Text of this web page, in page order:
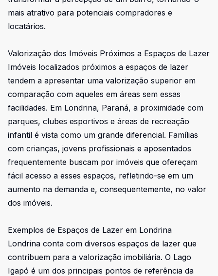
mais atrativo para potenciais compradores e
locatários.
Valorização dos Imóveis Próximos a Espaços de Lazer
Imóveis localizados próximos a espaços de lazer
tendem a apresentar uma valorização superior em
comparação com aqueles em áreas sem essas
facilidades. Em Londrina, Paraná, a proximidade com
parques, clubes esportivos e áreas de recreação
infantil é vista como um grande diferencial. Famílias
com crianças, jovens profissionais e aposentados
frequentemente buscam por imóveis que ofereçam
fácil acesso a esses espaços, refletindo-se em um
aumento na demanda e, consequentemente, no valor
dos imóveis.
Exemplos de Espaços de Lazer em Londrina
Londrina conta com diversos espaços de lazer que
contribuem para a valorização imobiliária. O Lago
Igapó é um dos principais pontos de referência da